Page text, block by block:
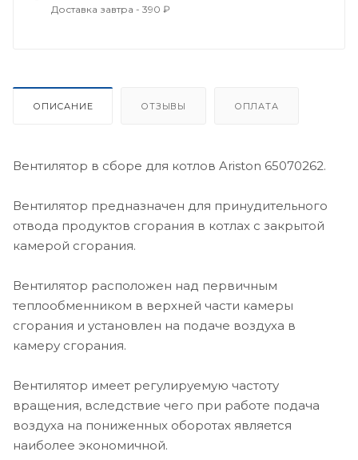
Доставка завтра - 390 ₽
ОПИСАНИЕ ОТЗЫВЫ ОПЛАТА
Вентилятор в сборе для котлов Ariston 65070262.
Вентилятор предназначен для принудительного
отвода продуктов сгорания в котлах с закрытой
камерой сгорания.
Вентилятор расположен над первичным
теплообменником в верхней части камеры
сгорания и установлен на подаче воздуха в
камеру сгорания.
Вентилятор имеет регулируемую частоту
вращения, вследствие чего при работе подача
воздуха на пониженных оборотах является
наиболее экономичной.